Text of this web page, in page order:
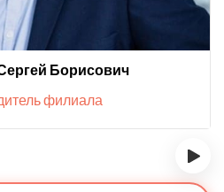
Борисович
филиала
›